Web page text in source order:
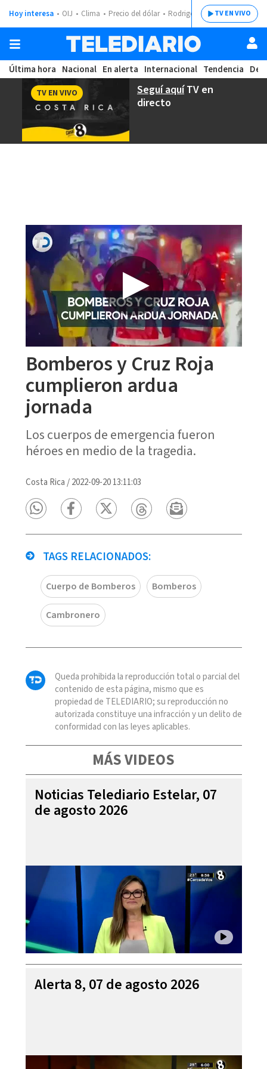
Hoy interesa OIJ Clima Precio del dólar Rodrigo ChavesTV EN VIVO
Última hora Nacional En alerta Internacional Tendencia
Seguí aquíTV en
directo
TV EN VIVO
Bomberos y Cruz Roja
cumplieron ardua
jornada
Los cuerpos de emergencia fueron
héroes en medio de la tragedia.
Costa Rica /2022-09-20 13:11:03
TAGS RELACIONADOS:
Cuerpo de Bomberos Bomberos
Cambronero
Queda prohibida la reproducción total o parcial del
contenido de esta página, mismo que es
propiedad de TELEDIARIO; su reproducción no
autorizada constituye una infracción y un delito de
conformidad con las leyes aplicables.
MÁS VIDEOS
Noticias Telediario Estelar, 07
de agosto 2026
Alerta 8, 07 de agosto 2026